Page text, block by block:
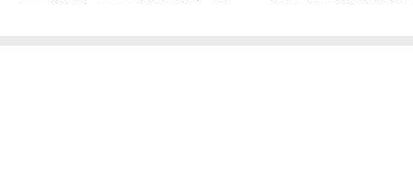
مثل دستر